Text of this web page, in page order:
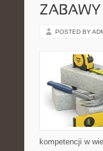
ZABAWY
POSTED BY
kompetencji w